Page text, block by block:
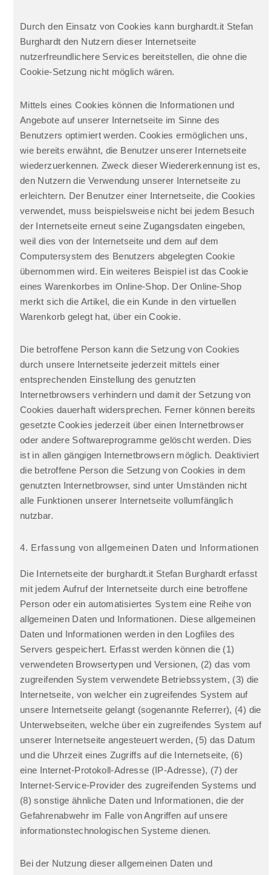
Durch den Einsatz von Cookies kann burghardt.it Stefan
Burghardt den Nutzern dieser Internetseite
nutzerfreundlichere Services bereitstellen, die ohne die
Cookie-Setzung nicht möglich wären.
Mittels eines Cookies können die Informationen und
Angebote auf unserer Internetseite im Sinne des
Benutzers optimiert werden. Cookies ermöglichen uns,
wie bereits erwähnt, die Benutzer unserer Internetseite
wiederzuerkennen. Zweck dieser Wiedererkennung ist es,
den Nutzern die Verwendung unserer Internetseite zu
erleichtern. Der Benutzer einer Internetseite, die Cookies
verwendet, muss beispielsweise nicht bei jedem Besuch
der Internetseite erneut seine Zugangsdaten eingeben,
weil dies von der Internetseite und dem auf dem
Computersystem des Benutzers abgelegten Cookie
übernommen wird. Ein weiteres Beispiel ist das Cookie
eines Warenkorbes im Online-Shop. Der Online-Shop
merkt sich die Artikel, die ein Kunde in den virtuellen
Warenkorb gelegt hat, über ein Cookie.
Die betroffene Person kann die Setzung von Cookies
durch unsere Internetseite jederzeit mittels einer
entsprechenden Einstellung des genutzten
Internetbrowsers verhindern und damit der Setzung von
Cookies dauerhaft widersprechen. Ferner können bereits
gesetzte Cookies jederzeit über einen Internetbrowser
oder andere Softwareprogramme gelöscht werden. Dies
ist in allen gängigen Internetbrowsern möglich. Deaktiviert
die betroffene Person die Setzung von Cookies in dem
genutzten Internetbrowser, sind unter Umständen nicht
alle Funktionen unserer Internetseite vollumfänglich
nutzbar.
4. Erfassung von allgemeinen Daten und Informationen
Die Internetseite der burghardt.it Stefan Burghardt erfasst
mit jedem Aufruf der Internetseite durch eine betroffene
Person oder ein automatisiertes System eine Reihe von
allgemeinen Daten und Informationen. Diese allgemeinen
Daten und Informationen werden in den Logfiles des
Servers gespeichert. Erfasst werden können die (1)
verwendeten Browsertypen und Versionen, (2) das vom
zugreifenden System verwendete Betriebssystem, (3) die
Internetseite, von welcher ein zugreifendes System auf
unsere Internetseite gelangt (sogenannte Referrer), (4) die
Unterwebseiten, welche über ein zugreifendes System auf
unserer Internetseite angesteuert werden, (5) das Datum
und die Uhrzeit eines Zugriffs auf die Internetseite, (6)
eine Internet-Protokoll-Adresse (IP-Adresse), (7) der
Internet-Service-Provider des zugreifenden Systems und
(8) sonstige ähnliche Daten und Informationen, die der
Gefahrenabwehr im Falle von Angriffen auf unsere
informationstechnologischen Systeme dienen.
Bei der Nutzung dieser allgemeinen Daten und